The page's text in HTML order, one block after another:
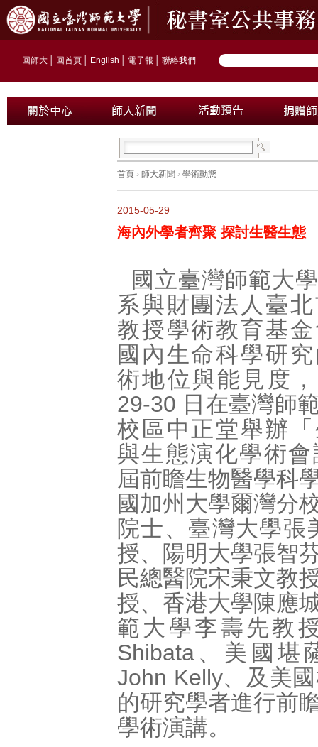
回師大 回首頁 English 電子報 聯絡我們
首頁 › 師大新聞 › 學術動態
2015-05-29
海內外學者齊聚 探討生醫生態
國立臺灣師範大
系與財團法人臺
教授學術教育基
國內生命科學研
術地位與能見度
29-30 日在臺灣師
校區中正堂舉辦
與生態演化學術
屆前瞻生物醫學科
國加州大學爾灣分
院士、臺灣大學張
授、陽明大學張智
民總醫院宋秉文教
授、香港大學陳應
範大學李壽先教
Shibata、美國堪
John Kelly、及美
的研究學者進行前
學術演講。